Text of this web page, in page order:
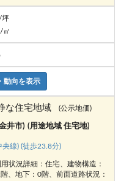
坪
㎡
動向を表示
な住宅地域 (公示地価)
井市) (用途地域 住宅地)
央線) (徒歩23.8分)
状況詳細：住宅、建物構造：
、地下：0階、前面道路状況：